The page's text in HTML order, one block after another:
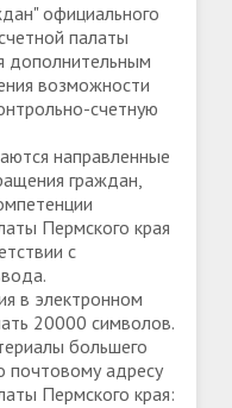
официального
палаты
дополнительным
возможности
счетную
направленные
граждан,
Пермского края
с
в электронном
20000 символов.
большего
почтовому адресу
Пермского края: